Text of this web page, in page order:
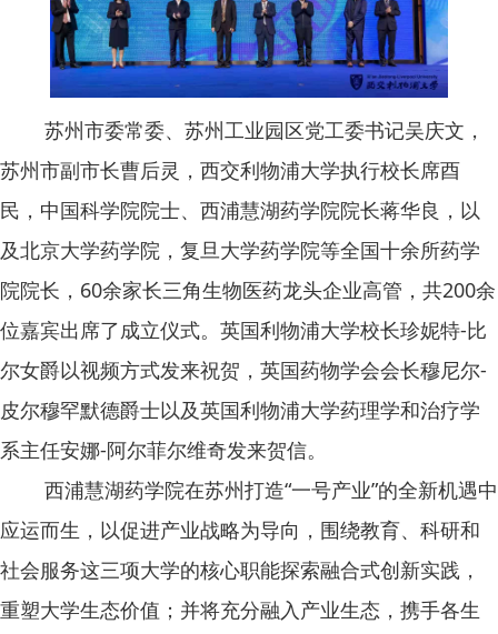
苏州市委常委、苏州工业园区党工委书记吴庆文，
苏州市副市长曹后灵，西交利物浦大学执行校长席酉
民，中国科学院院士、西浦慧湖药学院院长蒋华良，以
及北京大学药学院，复旦大学药学院等全国十余所药学
院院长，60余家长三角生物医药龙头企业高管，共200余
位嘉宾出席了成立仪式。英国利物浦大学校长珍妮特-比
尔女爵以视频方式发来祝贺，英国药物学会会长穆尼尔-
皮尔穆罕默德爵士以及英国利物浦大学药理学和治疗学
系主任安娜-阿尔菲尔维奇发来贺信。
西浦慧湖药学院在苏州打造“一号产业”的全新机遇中
应运而生，以促进产业战略为导向，围绕教育、科研和
社会服务这三项大学的核心职能探索融合式创新实践，
重塑大学生态价值；并将充分融入产业生态，携手各生